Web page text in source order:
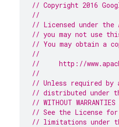
// Copyright 2016
//
// Licensed under the
// you may not use
// You may obtain a
//
//     http://
//
// Unless required
// distributed under
// WITHOUT
// See the License for
// limitations under